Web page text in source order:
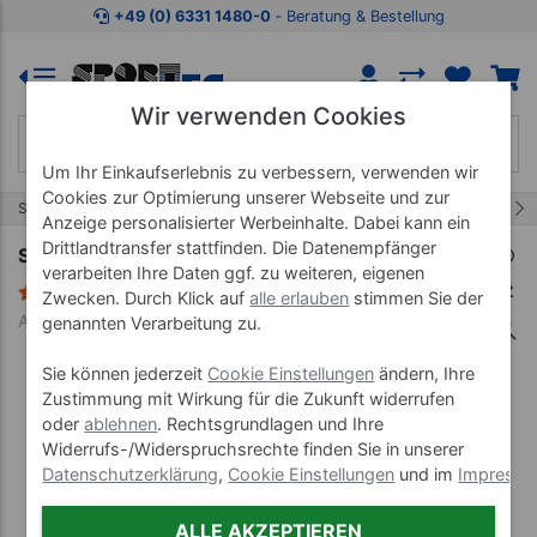
Zum Kaufbereich springen Zur Produktbeschreibung
+49 (0) 6331 1480-0 ‐ Beratung & Bestellung
Start Therapiegeräte Sprossenwand
Sprossenwand, BxH 80x210 cm, 12 Sprossen
8 Bewertungen
Art-Nr. 16204
Wir verwenden Cookies
Um Ihr Einkaufserlebnis zu verbessern, verwenden wir
Cookies zur Optimierung unserer Webseite und zur
Anzeige personalisierter Werbeinhalte. Dabei kann ein
Drittlandtransfer stattfinden. Die Datenempfänger
verarbeiten Ihre Daten ggf. zu weiteren, eigenen
Zwecken. Durch Klick aufalle erlauben stimmen Sie der
genannten Verarbeitung zu.
Sie können jederzeit Cookie Einstellungen ändern, Ihre
Zustimmung mit Wirkung für die Zukunft widerrufen
oderablehnen. Rechtsgrundlagen und Ihre
Widerrufs-/Widerspruchsrechte finden Sie in unserer
Datenschutzerklärung, Cookie Einstellungen und im
ALLE AKZEPTIEREN